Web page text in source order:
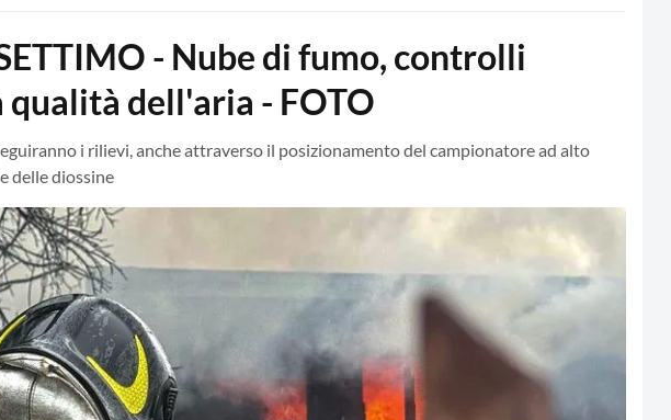
- Nube di fumo, controlli
dell'aria - FOTO
i rilievi, anche attraverso il posizionamento del campionatore ad alto
delle diossine